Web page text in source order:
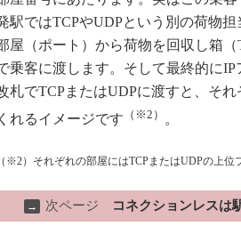
駅ではTCPやUDPという別の荷物
屋（ポート）から荷物を回収し箱
乗客に渡します。そして最終的に
札でTCPまたはUDPに渡すと、そ
くれるイメージです （※2） 。
（※2）それぞれの部屋にはTCPまたはUDPの上
→ 次ページ コネクションレスは